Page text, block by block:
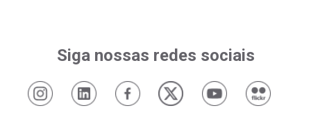
Siga nossas redes sociais